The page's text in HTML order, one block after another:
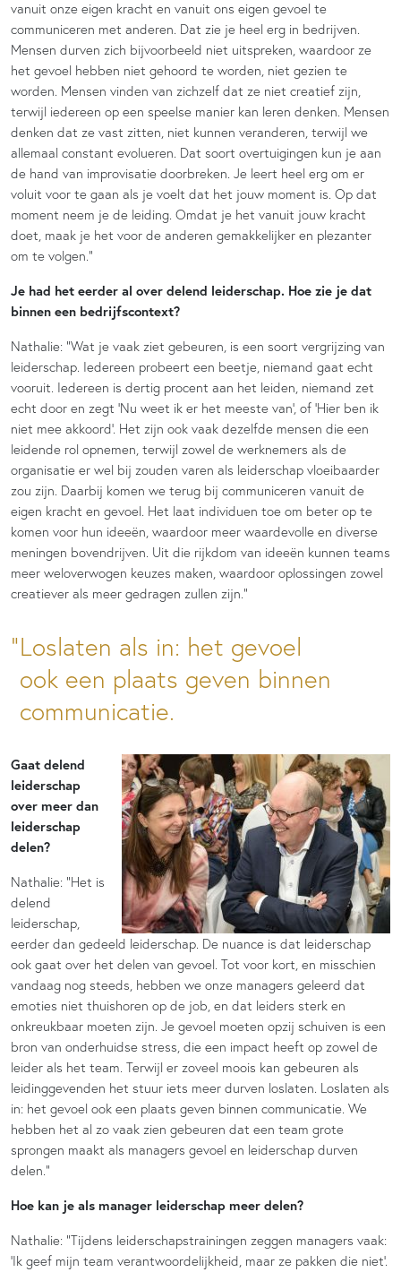
vanuit onze eigen kracht en vanuit ons eigen gevoel te
communiceren met anderen. Dat zie je heel erg in bedrijven.
Mensen durven zich bijvoorbeeld niet uitspreken, waardoor ze
het gevoel hebben niet gehoord te worden, niet gezien te
worden. Mensen vinden van zichzelf dat ze niet creatief zijn,
terwijl iedereen op een speelse manier kan leren denken. Mensen
denken dat ze vast zitten, niet kunnen veranderen, terwijl we
allemaal constant evolueren. Dat soort overtuigingen kun je aan
de hand van improvisatie doorbreken. Je leert heel erg om er
voluit voor te gaan als je voelt dat het jouw moment is. Op dat
moment neem je de leiding. Omdat je het vanuit jouw kracht
doet, maak je het voor de anderen gemakkelijker en plezanter
om te volgen.”
Je had het eerder al over delend leiderschap. Hoe zie je dat
binnen een bedrijfscontext?
Nathalie: “Wat je vaak ziet gebeuren, is een soort vergrijzing van
leiderschap. Iedereen probeert een beetje, niemand gaat echt
vooruit. Iedereen is dertig procent aan het leiden, niemand zet
echt door en zegt ‘Nu weet ik er het meeste van’, of ‘Hier ben ik
niet mee akkoord’. Het zijn ook vaak dezelfde mensen die een
leidende rol opnemen, terwijl zowel de werknemers als de
organisatie er wel bij zouden varen als leiderschap vloeibaarder
zou zijn. Daarbij komen we terug bij communiceren vanuit de
eigen kracht en gevoel. Het laat individuen toe om beter op te
komen voor hun ideeën, waardoor meer waardevolle en diverse
meningen bovendrijven. Uit die rijkdom van ideeën kunnen teams
meer weloverwogen keuzes maken, waardoor oplossingen zowel
creatiever als meer gedragen zullen zijn.”
Loslaten als in: het gevoel
ook een plaats geven binnen
communicatie.
Gaat delend
leiderschap
over meer dan
leiderschap
delen?
Nathalie: “Het is
delend
leiderschap,
eerder dan gedeeld leiderschap. De nuance is dat leiderschap
ook gaat over het delen van gevoel. Tot voor kort, en misschien
vandaag nog steeds, hebben we onze managers geleerd dat
emoties niet thuishoren op de job, en dat leiders sterk en
onkreukbaar moeten zijn. Je gevoel moeten opzij schuiven is een
bron van onderhuidse stress, die een impact heeft op zowel de
leider als het team. Terwijl er zoveel moois kan gebeuren als
leidinggevenden het stuur iets meer durven loslaten. Loslaten als
in: het gevoel ook een plaats geven binnen communicatie. We
hebben het al zo vaak zien gebeuren dat een team grote
sprongen maakt als managers gevoel en leiderschap durven
delen.”
Hoe kan je als manager leiderschap meer delen?
Nathalie: “Tijdens leiderschapstrainingen zeggen managers vaak:
‘Ik geef mijn team verantwoordelijkheid, maar ze pakken die niet’.